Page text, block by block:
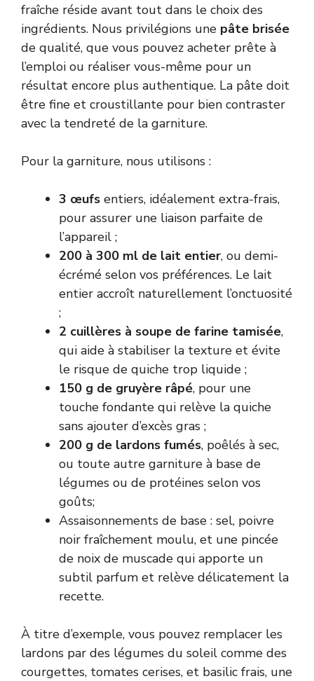
fraîche réside avant tout dans le choix des
ingrédients. Nous privilégions une pâte brisée
de qualité, que vous pouvez acheter prête à
l’emploi ou réaliser vous-même pour un
résultat encore plus authentique. La pâte doit
être fine et croustillante pour bien contraster
avec la tendreté de la garniture.
Pour la garniture, nous utilisons :
3 œufs entiers, idéalement extra-frais,
pour assurer une liaison parfaite de
l’appareil ;
200 à 300 ml de lait entier, ou demi-
écrémé selon vos préférences. Le lait
entier accroît naturellement l’onctuosité
;
2 cuillères à soupe de farine tamisée,
qui aide à stabiliser la texture et évite
le risque de quiche trop liquide ;
150 g de gruyère râpé, pour une
touche fondante qui relève la quiche
sans ajouter d’excès gras ;
200 g de lardons fumés, poêlés à sec,
ou toute autre garniture à base de
légumes ou de protéines selon vos
goûts;
Assaisonnements de base : sel, poivre
noir fraîchement moulu, et une pincée
de noix de muscade qui apporte un
subtil parfum et relève délicatement la
recette.
À titre d’exemple, vous pouvez remplacer les
lardons par des légumes du soleil comme des
courgettes, tomates cerises, et basilic frais, une